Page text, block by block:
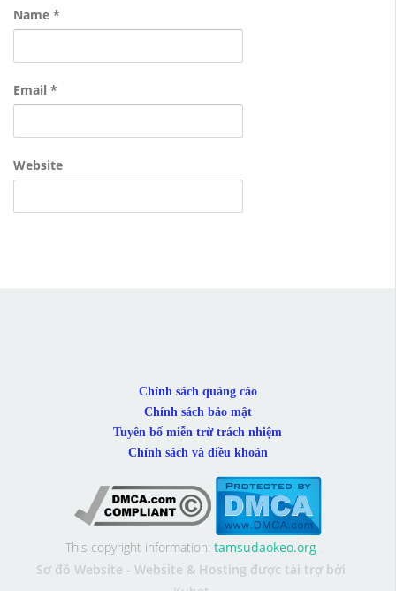
Name *
Email *
Website
Chính sách quảng cáo
Chính sách bảo mật
Tuyên bố miễn trừ trách nhiệm
Chính sách và điều khoản
This copyright information: tamsudaokeo.org
Sơ đồ Website - Website & Hosting được tài trợ bởi